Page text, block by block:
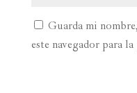
Guarda mi
este navegador para